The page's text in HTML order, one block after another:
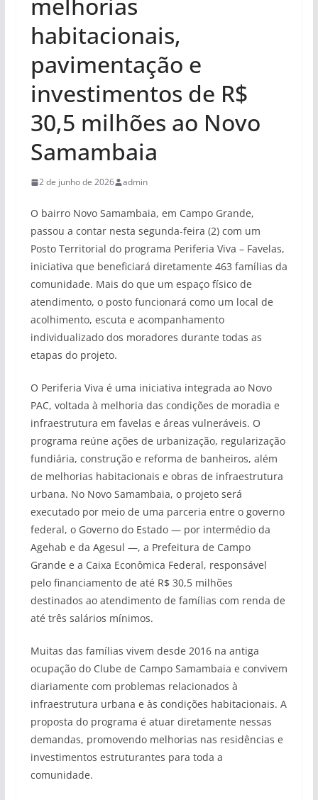
habitacionais,
pavimentação e
investimentos de R$
30,5 milhões ao Novo
Samambaia
2 de junho de 2026 admin
O bairro Novo Samambaia, em Campo Grande,
passou a contar nesta segunda-feira (2) com um
Posto Territorial do programa Periferia Viva – Favelas,
iniciativa que beneficiará diretamente 463 famílias da
comunidade. Mais do que um espaço físico de
atendimento, o posto funcionará como um local de
acolhimento, escuta e acompanhamento
individualizado dos moradores durante todas as
etapas do projeto.
O Periferia Viva é uma iniciativa integrada ao Novo
PAC, voltada à melhoria das condições de moradia e
infraestrutura em favelas e áreas vulneráveis. O
programa reúne ações de urbanização, regularização
fundiária, construção e reforma de banheiros, além
de melhorias habitacionais e obras de infraestrutura
urbana. No Novo Samambaia, o projeto será
executado por meio de uma parceria entre o governo
federal, o Governo do Estado — por intermédio da
Agehab e da Agesul —, a Prefeitura de Campo
Grande e a Caixa Econômica Federal, responsável
pelo financiamento de até R$ 30,5 milhões
destinados ao atendimento de famílias com renda de
até três salários mínimos.
Muitas das famílias vivem desde 2016 na antiga
ocupação do Clube de Campo Samambaia e convivem
diariamente com problemas relacionados à
infraestrutura urbana e às condições habitacionais. A
proposta do programa é atuar diretamente nessas
demandas, promovendo melhorias nas residências e
investimentos estruturantes para toda a
comunidade.